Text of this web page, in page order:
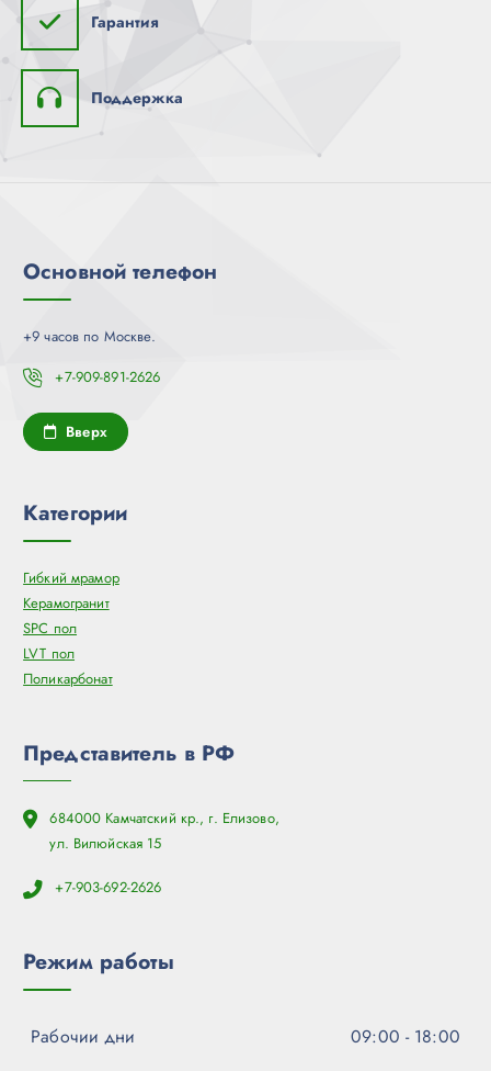
Гарантия
Поддержка
Основной телефон
+9 часов по Москве.
+7-909-891-2626
Вверх
Категории
Гибкий мрамор
Керамогранит
SPC пол
LVT пол
Поликарбонат
Представитель в РФ
684000 Камчатский кр., г. Елизово,
ул. Вилюйская 15
+7-903-692-2626
Режим работы
Рабочии дни
09:00 - 18:00